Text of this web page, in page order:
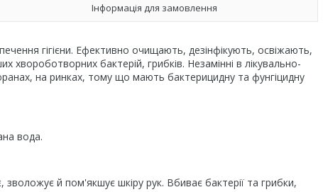
Інформація для замовлення
гігієни. Ефективно очищають, дезінфікують, освіжають,
бактерій, грибків. Незамінні в лікувально-
на ринках, тому що мають бактерицидну та фунгіцидну
вода.
й пом'якшує шкіру рук. Вбиває бактерії та грибки,